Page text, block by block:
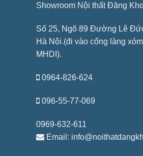
Showroom Nội thất Đăng
Số 25, Ngõ 89 Đường Lê
Hà Nội.(đi vào cổng làng
MHDI).
0964-826-624
096-55-77-069
0969-632-611
Email: